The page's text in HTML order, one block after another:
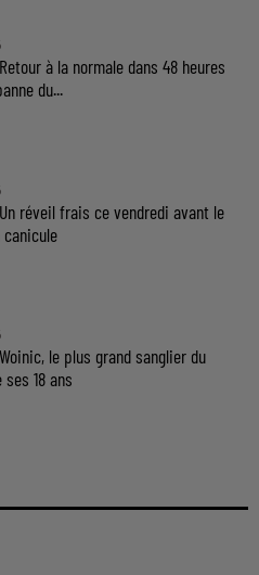
à la normale dans 48 heures
du...
réveil frais ce vendredi avant le
le plus grand sanglier du
18 ans